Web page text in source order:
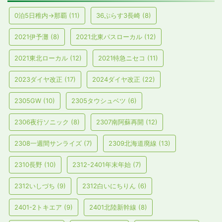
0泊5日稚内→那覇 (11) 36ぷらす3長崎 (8)
2021伊予灘 (8) 2021北東パスローカル (12)
2021東北ローカル (12) 2021特急ニセコ (11)
2023ダイヤ改正 (17) 2024ダイヤ改正 (22)
2305GW (10) 2305タウシュベツ (6)
2306夜行ソニック (8) 2307南阿蘇再開 (12)
2308一週間サンライズ (7) 2309北海道廃線 (13)
2310長野 (10) 2312-2401年末年始 (7)
2312いしづち (9) 2312白いにちりん (6)
2401-2トキエア (9) 2401北陸新幹線 (8)